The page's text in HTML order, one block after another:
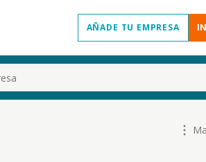
AÑADE TU EMPRESA